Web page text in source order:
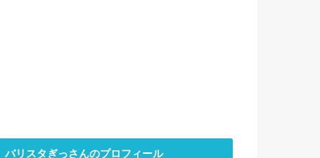
バリスタぎっさんのプロフィール